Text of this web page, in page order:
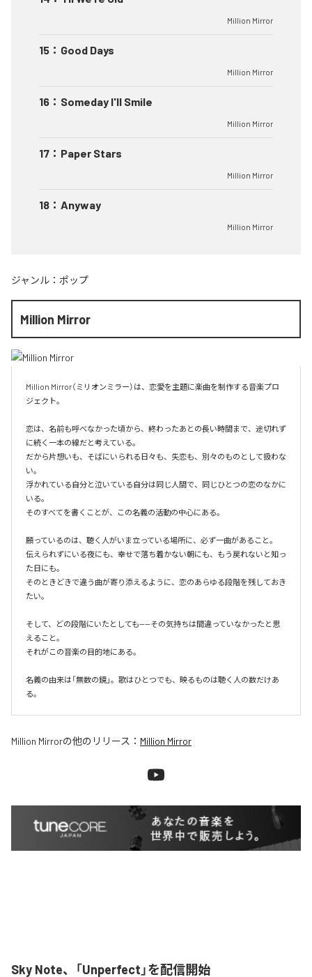
Million Mirror
15 ： Good Days
Million Mirror
16 ： Someday I'll Smile
Million Mirror
17 ： Paper Stars
Million Mirror
18 ： Anyway
Million Mirror
ジャンル： ポップ
Million Mirror
Million Mirror（ミリオンミラー）は、恋愛を主題に楽曲を制作する音楽プロ
ジェクト。
恋は、名前も呼べなかった頃から、終わったあとの長い時間まで、途切れず
に続く一本の線だと考えている。
だから片想いも、そばにいられる日々も、失恋も、別々のものとして扱わな
い。
浮かれている自分と泣いている自分は同じ人間で、同じひとつの恋のなかに
いる。
そのすべてを書くことが、この名義の活動の中心にある。
願っているのは、聴く人がいま立っている場所に、必ず一曲があること。
伝えられずにいる夜にも、幸せで落ち着かない朝にも、もう戻れないと知っ
た日にも。
そのときどきで違う曲が寄り添えるように、恋のあらゆる段階を残しておき
たい。
そして、どの段階にいたとしても——その気持ちは間違っていなかったと思
えること。
それがこの音楽の目的地にある。
名義の由来は「無数の鏡」。歌はひとつでも、映るものは聴く人の数だけあ
る。
Million Mirrorの他のリリース： Million Mirror
Sky Note、「Unperfect」を配信開始